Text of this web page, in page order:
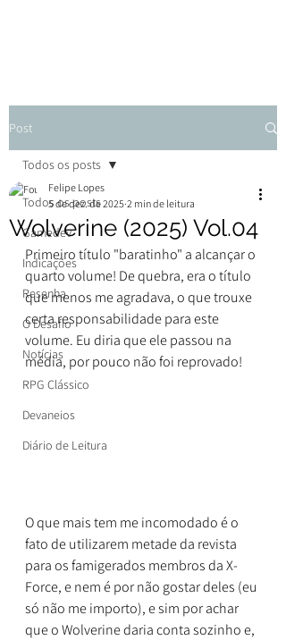
Post
Todos os posts
Gamedev
Indicações
Resenha
O Desafio
Notícias
RPG Clássico
Devaneios
Diário de Leitura
Todos os posts
Wolverine (2025) Vol.04
Felipe Lopes
5 de dez. de 2025 2 min de leitura
Primeiro título "baratinho" a alcançar o
quarto volume! De quebra, era o título
que menos me agradava, o que trouxe
certa responsabilidade para este
volume. Eu diria que ele passou na
média, por pouco não foi reprovado!
O que mais tem me incomodado é o
fato de utilizarem metade da revista
para os famigerados membros da X-
Force, e nem é por não gostar deles (eu
só não me importo), e sim por achar
que o Wolverine daria conta sozinho e,